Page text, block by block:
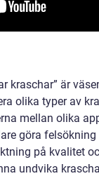
kraschar” är
olika typer av
mellan olika
göra
på kvalitet
undvika